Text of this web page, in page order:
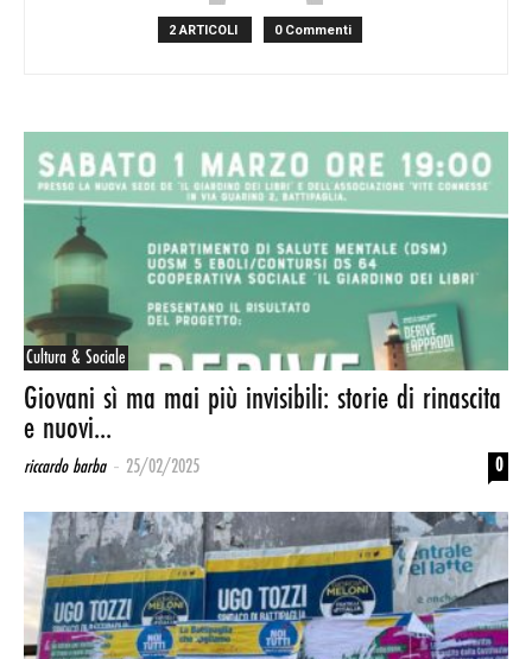
2 ARTICOLI 0 Commenti
Cultura & Sociale
Giovani sì ma mai più invisibili: storie di rinascita
e nuovi...
riccardo barba - 25/02/2025 0